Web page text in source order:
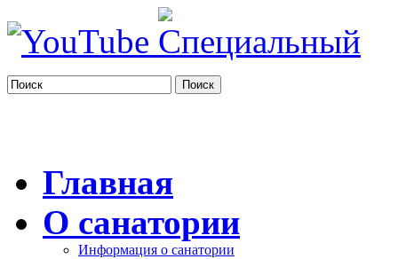
Поиск
Главная
О санатории
Информация о санатории